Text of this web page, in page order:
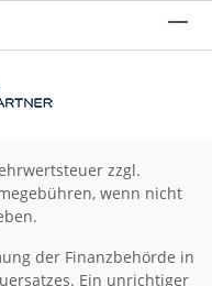
zzgl.
wenn nicht
der Finanzbehörde in
Ein unrichtiger